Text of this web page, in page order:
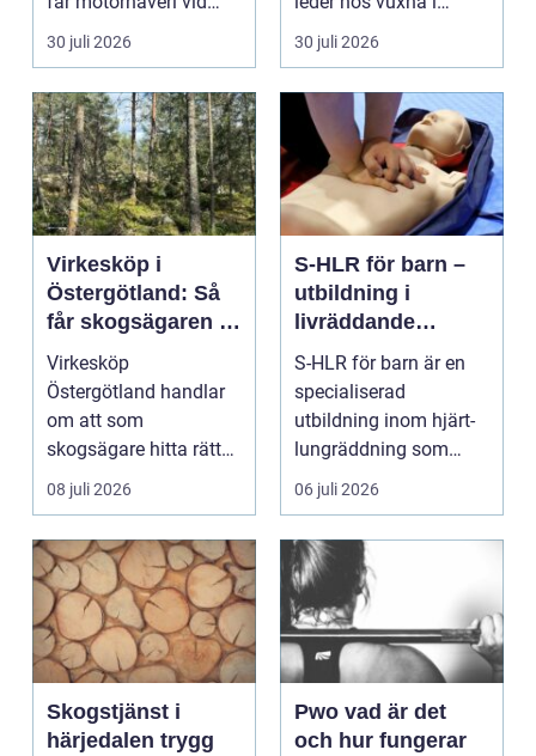
hållplatsen eller ...
30 juli 2026
Sverige. Många i S...
30 juli 2026
Virkesköp i
Östergötland: Så
får skogsägaren ut
mer av sin skog
Virkesköp
Östergötland handlar
om att som
skogsägare hitta rätt
köpare...
08 juli 2026
S-HLR för barn –
utbildning i
livräddande
insatser för
sjukvårdspersonal
S-HLR för barn är en
specialiserad
utbildning inom hjärt-
lungräddning som
riktar...
06 juli 2026
Skogstjänst i
härjedalen trygg
Pwo vad är det
och hur fungerar